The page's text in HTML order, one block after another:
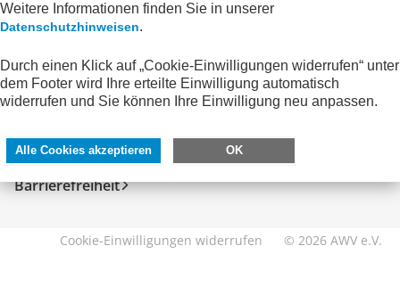
SERVICE
Impressum
Datenschutzhinweise
Barrierefreiheit
DIREKT ZU
eXTra
AWV-Forum
Cookie-Einwilligungen widerrufen © 2026 AWV e.V.
Weitere Informationen finden Sie in unserer
Datenschutzhinweisen.
Durch einen Klick auf „Cookie-Einwilligungen widerrufen“ unter
dem Footer wird Ihre erteilte Einwilligung automatisch
widerrufen und Sie können Ihre Einwilligung neu anpassen.
Alle Cookies akzeptieren OK